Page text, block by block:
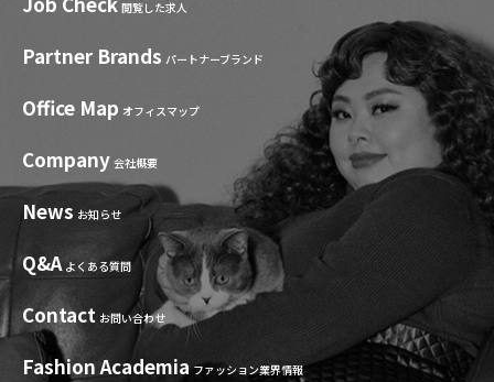
閲覧した求人
Partner Brands パートナーブランド
Office Map オフィスマップ
Company 会社概要
News お知らせ
Q&A よくある質問
Contact お問い合わせ
Fashion Academia ファッション業界情報